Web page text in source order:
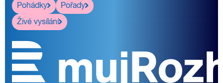
Pohádky
Pořady
Živé vysílání